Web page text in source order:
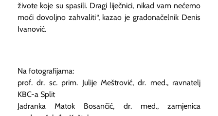
živote koje su spasili. Dragi liječnici, nikad vam nećemo
moći dovoljno zahvaliti“, kazao je gradonačelnik Denis
Ivanović.
Na fotografijama:
prof. dr. sc. prim. Julije Meštrović, dr. med., ravnatelj
KBC-a Split
Jadranka Matok Bosančić, dr. med., zamjenica